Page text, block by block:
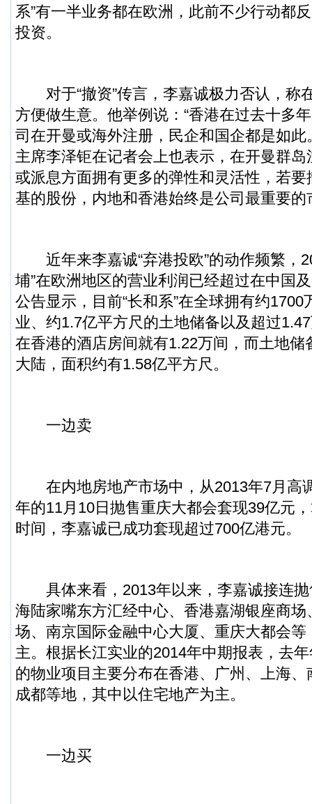
系”有一半业务都在欧洲，此前不少行动都
投资。
对于“撤资”传言，李嘉诚极力否认，称
方便做生意。他举例说：“香港在过去十多
司在开曼或海外注册，民企和国企都是如此
主席李泽钜在记者会上也表示，在开曼群
或派息方面拥有更多的弹性和灵活性，若
基的股份，内地和香港始终是公司最重要的
近年来李嘉诚“弃港投欧”的动作频繁，
埔”在欧洲地区的营业利润已经超过在中国
公告显示，目前“长和系”在全球拥有约1700
业、约1.7亿平方尺的土地储备以及超过
在香港的酒店房间就有1.22万间，而土地储
大陆，面积约有1.58亿平方尺。
一边卖
在内地房地产市场中，从2013年7月高
年的11月10日抛售重庆大都会套现39亿元
时间，李嘉诚已成功套现超过700亿港元。
具体来看，2013年以来，李嘉诚接连抛
海陆家嘴东方汇经中心、香港嘉湖银座商
场、南京国际金融中心大厦、重庆大都会
主。根据长江实业的2014年中期报表，去
的物业项目主要分布在香港、广州、上海
成都等地，其中以住宅地产为主。
一边买